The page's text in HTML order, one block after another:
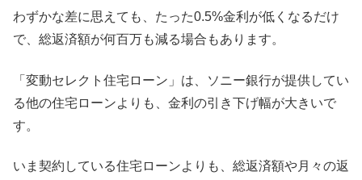
わずかな差に思えても、たった0.5%金利が低くなるだけ
で、総返済額が何百万も減る場合もあります。
「変動セレクト住宅ローン」は、ソニー銀行が提供してい
る他の住宅ローンよりも、金利の引き下げ幅が大きいで
す。
いま契約している住宅ローンよりも、総返済額や月々の返